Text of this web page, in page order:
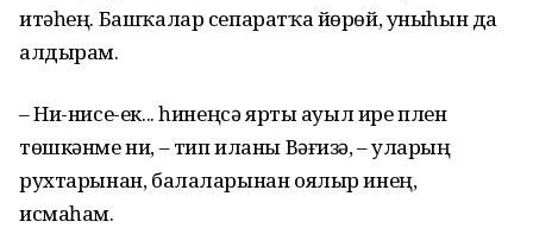
итәһең. Башҡалар сепаратҡа йөрөй, уныһын да
алдырам.
– Ни-нисе-ек... һинеңсә ярты ауыл ире плен
төшкәнме ни, – тип иланы Вәғизә, – уларҙың
рухтарынан, балаларынан оялыр инең,
исмаһам.